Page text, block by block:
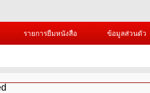
รายการยืมหนังสือ ข้อมูลส่วนตัว